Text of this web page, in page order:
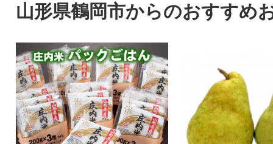
山形県鶴岡市からのおすすめ